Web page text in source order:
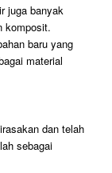
juga banyak
komposit.
baru yang
material
dan telah
sebagai